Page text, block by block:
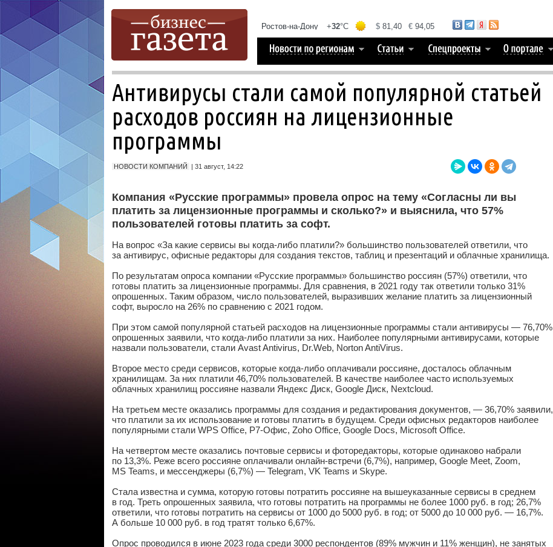
Антивирусы стали самой популярной статьей
расходов россиян на лицензионные
программы
НОВОСТИ КОМПАНИЙ | 31 август, 14:22
Компания «Русские программы» провела опрос на тему «Согласны ли вы
платить за лицензионные программы и сколько?» и выяснила, что 57%
пользователей готовы платить за софт.
На вопрос «За какие сервисы вы когда-либо платили?» большинство пользователей ответили, что
за антивирус, офисные редакторы для создания текстов, таблиц и презентаций и облачные хранилища.
По результатам опроса компании «Русские программы» большинство россиян (57%) ответили, что
готовы платить за лицензионные программы. Для сравнения, в 2021 году так ответили только 31%
опрошенных. Таким образом, число пользователей, выразивших желание платить за лицензионный
софт, выросло на 26% по сравнению с 2021 годом.
При этом самой популярной статьей расходов на лицензионные программы стали антивирусы — 76,70%
опрошенных заявили, что когда-либо платили за них. Наиболее популярными антивирусами, которые
назвали пользователи, стали Avast Antivirus, Dr.Web, Norton AntiVirus.
Второе место среди сервисов, которые когда-либо оплачивали россияне, досталось облачным
хранилищам. За них платили 46,70% пользователей. В качестве наиболее часто используемых
облачных хранилищ россияне назвали Яндекс Диск, Google Диск, Nextcloud.
На третьем месте оказались программы для создания и редактирования документов, — 36,70% заявили,
что платили за их использование и готовы платить в будущем. Среди офисных редакторов наиболее
популярными стали WPS Office, Р7-Офис, Zoho Office, Google Docs, Microsoft Office.
На четвертом месте оказались почтовые сервисы и фоторедакторы, которые одинаково набрали
по 13,3%. Реже всего россияне оплачивали онлайн-встречи (6,7%), например, Google Meet, Zoom,
MS Teams, и мессенджеры (6,7%) — Telegram, VK Teams и Skype.
Стала известна и сумма, которую готовы потратить россияне на вышеуказанные сервисы в среднем
в год. Треть опрошенных заявила, что готовы потратить на программы не более 1000 руб. в год; 26,7%
ответили, что готовы потратить на сервисы от 1000 до 5000 руб. в год; от 5000 до 10 000 руб. — 16,7%.
А больше 10 000 руб. в год тратят только 6,67%.
Опрос проводился в июне 2023 года среди 3000 респондентов (89% мужчин и 11% женщин), не занятых